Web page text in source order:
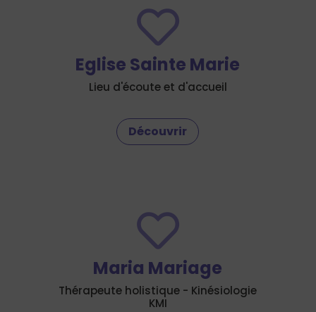

Eglise Sainte Marie
Lieu d'écoute et d'accueil
Découvrir

Maria Mariage
Thérapeute holistique - Kinésiologie
KMI